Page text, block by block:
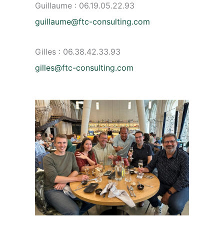
Guillaume : 06.19.05.22.93
guillaume@ftc-consulting.com
Gilles : 06.38.42.33.93
gilles@ftc-consulting.com